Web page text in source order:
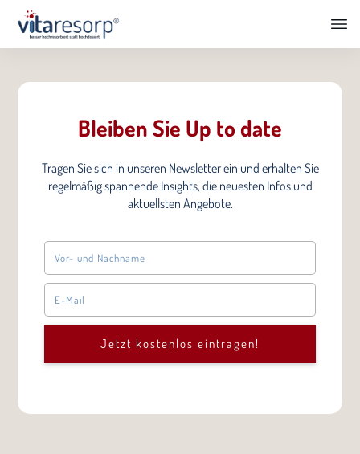
Bleiben Sie Up to date
Tragen Sie sich in unseren Newsletter ein und erhalten Sie
regelmäßig spannende Insights, die neuesten Infos und
aktuellsten Angebote.
Jetzt kostenlos eintragen!